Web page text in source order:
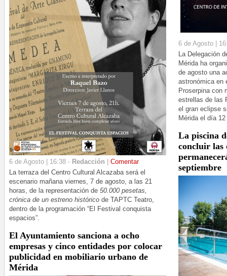
6 de Agosto | 16:38 - Redacción
Comentar
La terraza del Centro Cultural Alcazaba será el
escenario mañana viernes, 7 de agosto, a las 21
horas, de la representación de 50.000 pesetas,
crónica de un estreno histórico de TAPTC Teatro,
dentro de la programación “El Festival conquista
espacios”.
El Ayuntamiento sanciona a ocho
empresas y cinco entidades por colocar
publicidad en mobiliario urbano de
Mérida
6 de Agosto |
La Delegación
Mérida ha
de agosto una
astronómica en
Proserpina con
estrellas de las
el gran eclipse
Mérida el día
La piscina
concluir las
septiembre